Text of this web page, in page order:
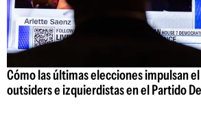
Cómo las últimas elecciones impulsan
outsiders e izquierdistas en el Partido